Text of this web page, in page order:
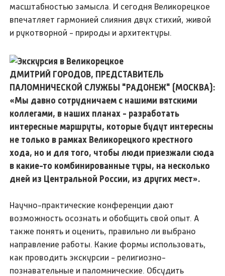
масштабностью замысла. И сегодня Великорецкое
впечатляет гармонией слияния двух стихий, живой
и рукотворной - природы и архитектуры.
ДМИТРИЙ ГОРОДОВ, ПРЕДСТАВИТЕЛЬ
ПАЛОМНИЧЕСКОЙ СЛУЖБЫ "РАДОНЕЖ" (МОСКВА):
«Мы давно сотрудничаем с нашими вятскими
коллегами, в наших планах - разработать
интересные маршруты, которые будут интересны
не только в рамках Великорецкого крестного
хода, но и для того, чтобы люди приезжали сюда
в какие-то комбинированные туры, на несколько
дней из Центральной России, из других мест».
Научно-практические конференции дают
возможность осознать и обобщить свой опыт. А
также понять и оценить, правильно ли выбрано
направление работы. Какие формы использовать,
как проводить экскурсии - религиозно-
познавательные и паломнические. Обсудить